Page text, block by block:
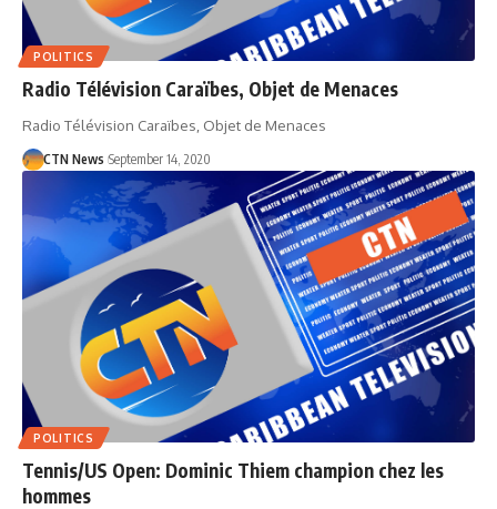
POLITICS
Radio Télévision Caraïbes, Objet de Menaces
Radio Télévision Caraïbes, Objet de Menaces
CTN News September 14, 2020
POLITICS
Tennis/US Open: Dominic Thiem champion chez les
hommes